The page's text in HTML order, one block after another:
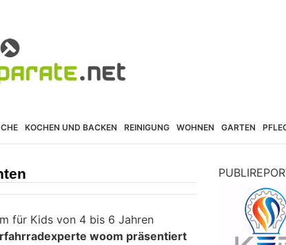
KOCHEN UND BACKEN REINIGUNG WOHNEN GARTEN
für Kids von 4 bis 6 Jahren
woom präsentiert